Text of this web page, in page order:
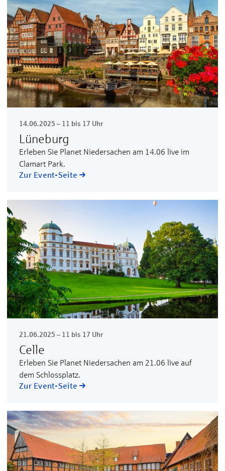
14.06.2025 – 11 bis 17 Uhr
Lüneburg
Erleben Sie Planet Niedersachen am 14.06 live im
Clamart Park.
Zur Event-Seite
21.06.2025 – 11 bis 17 Uhr
Celle
Erleben Sie Planet Niedersachen am 21.06 live auf
dem Schlossplatz.
Zur Event-Seite